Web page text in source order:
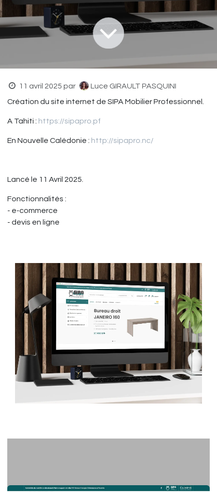
11 avril 2025 par
Luce GIRAULT PASQUINI
Création du site internet de SIPA Mobilier Professionnel.
A Tahiti : https://sipapro.pf
En Nouvelle Calédonie : http://sipapro.nc/
Lancé le 11 Avril 2025.
Fonctionnalités :
- e-commerce
- devis en ligne